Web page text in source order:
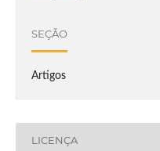
SEÇÃO
Artigos
LICENÇA